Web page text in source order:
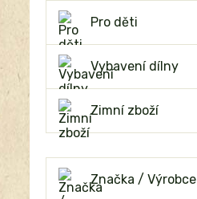
Pro děti
Vybavení dílny
Zimní zboží
Značka / Výrobce